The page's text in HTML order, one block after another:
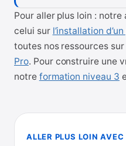
Pour aller plus loin :
celui sur l’installation
toutes nos ressources
Pro. Pour construire une
notre formation niveau 3
ALLER PLUS LOIN AVEC